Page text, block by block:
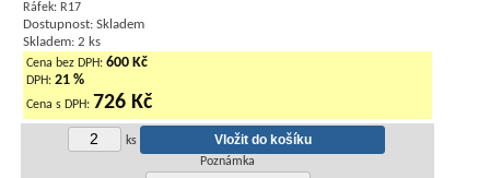
Ráfek: R17
Dostupnost: Skladem
Skladem: 2 ks
Cena bez DPH: 600 Kč
DPH: 21 %
Cena s DPH: 726 Kč
ks
Poznámka